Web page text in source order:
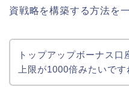
資戦略を構築する方法を
トップアップボーナス口
上限が1000倍みたいです